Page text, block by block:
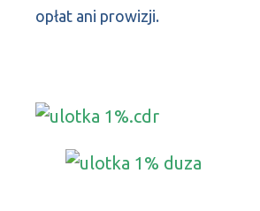
opłat ani prowizji.